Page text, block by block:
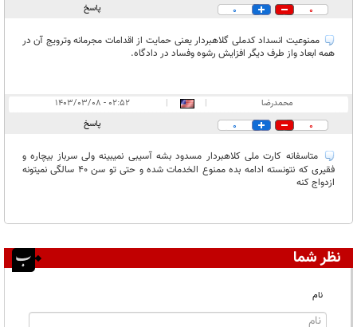
در انتظار بررسی:
0
0 پاسخ
ممنوعیت انسداد کدملی گلاهبردار یعنی حمایت از اقدامات مجرمانه وترویج آن در
همه ابعاد واز طرف دیگر افزایش رشوه وفساد در دادگاه.
محمدرضا |
|
۰۲:۵۲ - ۱۴۰۳/۰۳/۰۸
0
0 پاسخ
متاسفانه کارت ملی کلاهبردار مسدود بشه آسیبی نمیبینه ولی سرباز بیچاره و
فقیری که نتونسته ادامه بده ممنوع الخدمات شده و حتی تو سن ۴۰ سالگی نمیتونه
ازدواج کنه
نظر شما
نام